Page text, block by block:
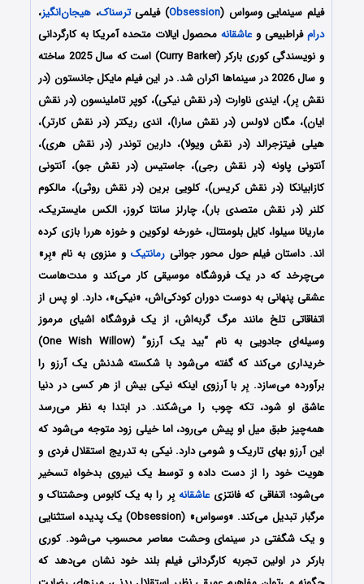
فیلم سینمایی وسواس (Obsession) فیلمیترسناک، هیجان‌انگیز،
درامفراطبیعی وعاشقانهمحصول ایالات متحده آمریکا به کارگردانی
و نویسندگی کوری بارکر (Curry Barker) است که سال 2025 ساخته
و سال 2026 در سینماها اکران شد. در این فیلم مایکل جانستون (در
نقش بِر)، ایندی ناوارت (در نقش نیکی)، کوپر تاملینسون (در نقش
ایان)، مگان لاولس (در نقش سارا)، اندی ریکتر (در نقش کارتر)،
هیلی فیتزجرالد (در نقش ویولا)، دارین توندر (در نقش هری)،
آنتونی پاونه (در نقش رجی)، جاستیس (در نقش جو)، آنتونی
کازابیانکا (در نقش کریس)، کلویی برین (در نقش روثی)، مالکوم
کلنر (در نقش متصدی بار)، چارلز سانتا کروز، الکس مایستریک،
ماریانا سیلوا، کایل بلومنتال، خورخه لوکوین و خوزه هررا بازی کرده
اند. داستان فیلم حول محور جوانی رمانتیکو منزوی به نام «بِر»
می‌چرخد که در یک فروشگاه موسیقی کار می‌کند و مدت‌هاست
عشقی پنهانی به دوست دوران کودکی‌اش، «نیکی»، دارد. او پس از
اتفاقاتی تلخ مانند مرگ گربه‌اش، از یک فروشگاه اشیای مرموز
وسیله‌ای جادویی به نام “بید یک آرزو” (One Wish Willow)
خریداری می‌کند که گفته می‌شود با شکسته شدنش یک آرزو را
برآورده می‌سازد. بِر با آرزوی اینکه نیکی بیش از هر کسی در دنیا
عاشق او شود، تکه چوب را می‌شکند. در ابتدا به نظر می‌رسد
همه‌چیز طبق میل او پیش می‌رود، اما خیلی زود متوجه می‌شود که
این آرزو بهای تاریک و شومی دارد. نیکی به تدریج استقلال فردی و
هویت خود را از دست داده و توسط یک نیروی بدخواه تسخیر
می‌شود؛ اتفاقی که فانتزیعاشقانه بِر را به یک کابوس وحشتناک و
مرگبار تبدیل می‌کند. «وسواس» (Obsession) یک پدیده استثنایی
و یک شگفتی در سینمای وحشت معاصر محسوب می‌شود. کوری
بارکر در اولین تجربه کارگردانی فیلم بلند خود نشان می‌دهد که